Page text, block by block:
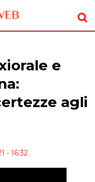
e
agli
- 16:32